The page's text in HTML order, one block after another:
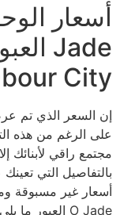
City
على الرغم من هذه
مجتمع راقي لأبنائك
بالتفاصيل التي
أسعار غير مسبوقة
O Jade العبور ما يلي: